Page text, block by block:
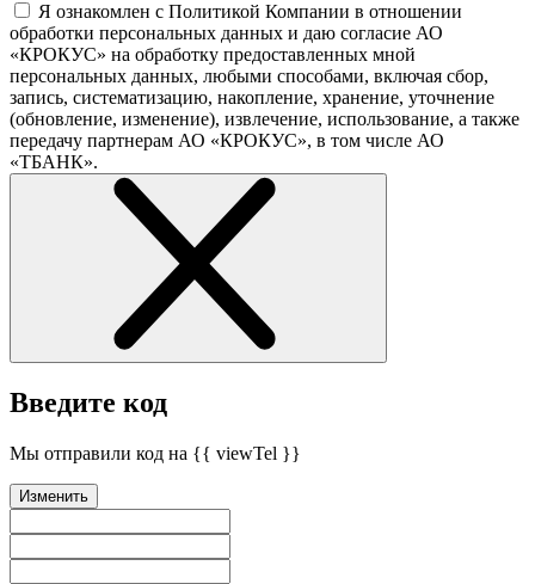
Я ознакомлен с Политикой Компании в отношении
обработки персональных данных и даю согласие АО
«КРОКУС» на обработку предоставленных мной
персональных данных, любыми способами, включая сбор,
запись, систематизацию, накопление, хранение, уточнение
(обновление, изменение), извлечение, использование, а также
передачу партнерам АО «КРОКУС», в том числе АО
«ТБАНК».
Введите код
Мы отправили код на {{ viewTel }}
Изменить